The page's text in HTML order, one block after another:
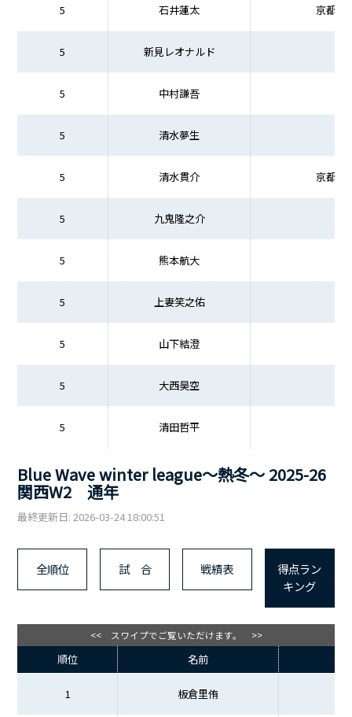
5 石井蓮太 京都先
5 新見レオナルド
5 中村謙吾
5 清水夢生
5 清水貫介 京都先
5 九鬼隆之介
5 熊本航大
5 上妻笑之佑
5 山下結澄
5 大西昊空
5 清田哲平
Blue Wave winter league～熱冬～ 2025-26
関西W2 通年
最終更新日: 2026-03-24 18:00:51
全順位 試 合 戦績表
得点ラン
キング
<< スワイプでご覧いただけます。 >>
順位 名前
1 板倉里侑